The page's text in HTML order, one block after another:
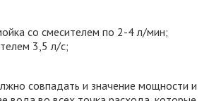
со смесителем по 2-4 л/мин;
3,5 л/с;
совпадать и значение мощности и